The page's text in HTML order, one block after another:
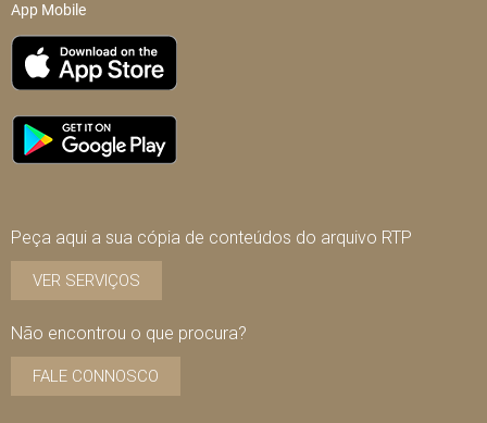
App Mobile
Peça aqui a sua cópia de conteúdos do arquivo RTP
VER SERVIÇOS
Não encontrou o que procura?
FALE CONNOSCO